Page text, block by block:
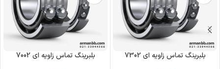
بلبرینگ تماس زاویه ای 7302
بلبرینگ تماس زاویه ای 7002